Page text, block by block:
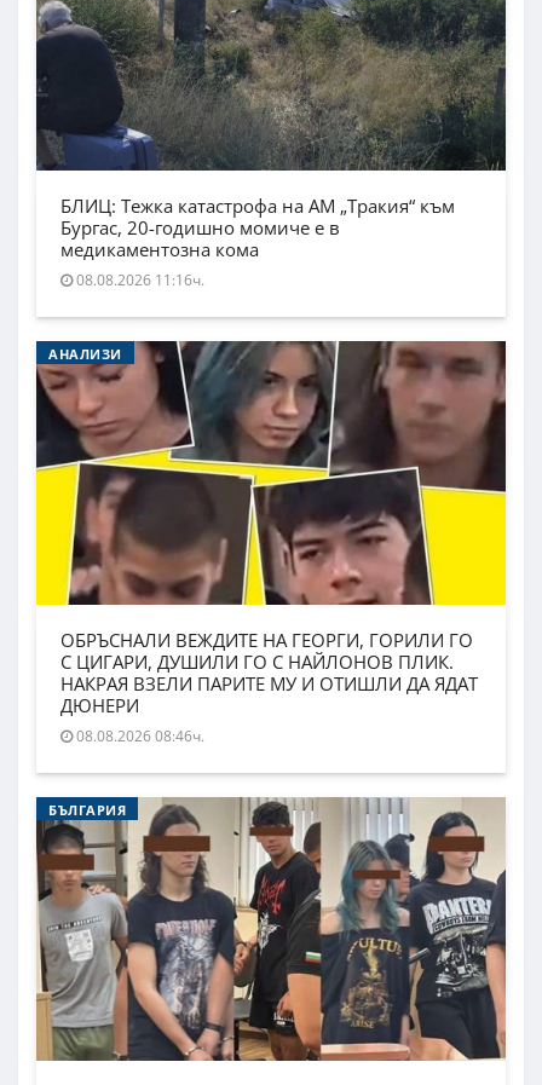
БЛИЦ: Тежка катастрофа на АМ „Тракия“ към
Бургас, 20-годишно момиче е в
медикаментозна кома
08.08.2026 11:16ч.
АНАЛИЗИ
ОБРЪСНАЛИ ВЕЖДИТЕ НА ГЕОРГИ, ГОРИЛИ ГО
С ЦИГАРИ, ДУШИЛИ ГО С НАЙЛОНОВ ПЛИК.
НАКРАЯ ВЗЕЛИ ПАРИТЕ МУ И ОТИШЛИ ДА ЯДАТ
ДЮНЕРИ
08.08.2026 08:46ч.
БЪЛГАРИЯ